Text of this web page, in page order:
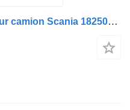
Culasse Chiuloasă Motor pour camion Scania 1825071 15450 – Piese Auto Recondiționate